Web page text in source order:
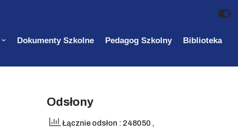
Dokumenty Szkolne Pedagog Szkolny
Biblioteka
Odsłony
Łącznie odsłon : 248050 ,